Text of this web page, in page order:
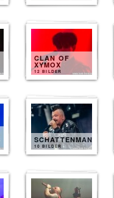
CLAN OF
XYMOX
12 BILDER
SCHATTENMANN
10 BILDER